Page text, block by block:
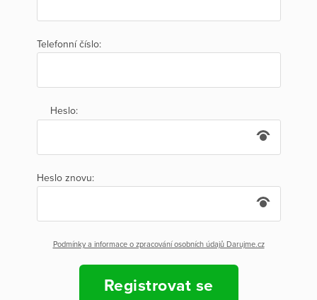
Telefonní číslo:
Heslo:
Heslo znovu:
Podmínky a informace o zpracování osobních údajů Darujme.cz
Registrovat se